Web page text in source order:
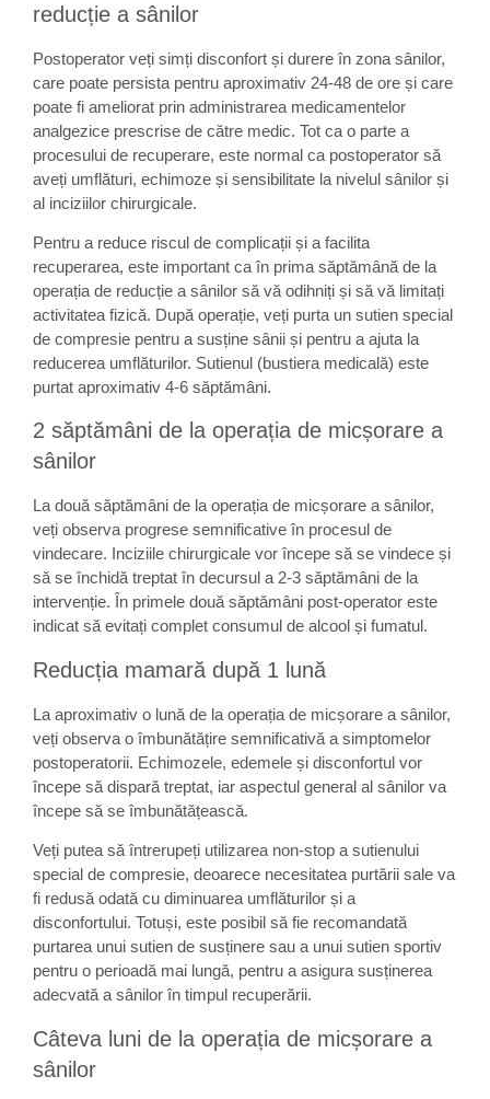
reducție a sânilor
Postoperator veți simți disconfort și durere în zona sânilor,
care poate persista pentru aproximativ 24-48 de ore și care
poate fi ameliorat prin administrarea medicamentelor
analgezice prescrise de către medic. Tot ca o parte a
procesului de recuperare, este normal ca postoperator să
aveți umflături, echimoze și sensibilitate la nivelul sânilor și
al inciziilor chirurgicale.
Pentru a reduce riscul de complicații și a facilita
recuperarea, este important ca în prima săptămână de la
operația de reducție a sânilor să vă odihniți și să vă limitați
activitatea fizică. După operație, veți purta un sutien special
de compresie pentru a susține sânii și pentru a ajuta la
reducerea umflăturilor. Sutienul (bustiera medicală) este
purtat aproximativ 4-6 săptămâni.
2 săptămâni de la operația de micșorare a
sânilor
La două săptămâni de la operația de micșorare a sânilor,
veți observa progrese semnificative în procesul de
vindecare. Inciziile chirurgicale vor începe să se vindece și
să se închidă treptat în decursul a 2-3 săptămâni de la
intervenție. În primele două săptămâni post-operator este
indicat să evitați complet consumul de alcool și fumatul.
Reducția mamară după 1 lună
La aproximativ o lună de la operația de micșorare a sânilor,
veți observa o îmbunătățire semnificativă a simptomelor
postoperatorii. Echimozele, edemele și disconfortul vor
începe să dispară treptat, iar aspectul general al sânilor va
începe să se îmbunătățească.
Veți putea să întrerupeți utilizarea non-stop a sutienului
special de compresie, deoarece necesitatea purtării sale va
fi redusă odată cu diminuarea umflăturilor și a
disconfortului. Totuși, este posibil să fie recomandată
purtarea unui sutien de susținere sau a unui sutien sportiv
pentru o perioadă mai lungă, pentru a asigura susținerea
adecvată a sânilor în timpul recuperării.
Câteva luni de la operația de micșorare a
sânilor